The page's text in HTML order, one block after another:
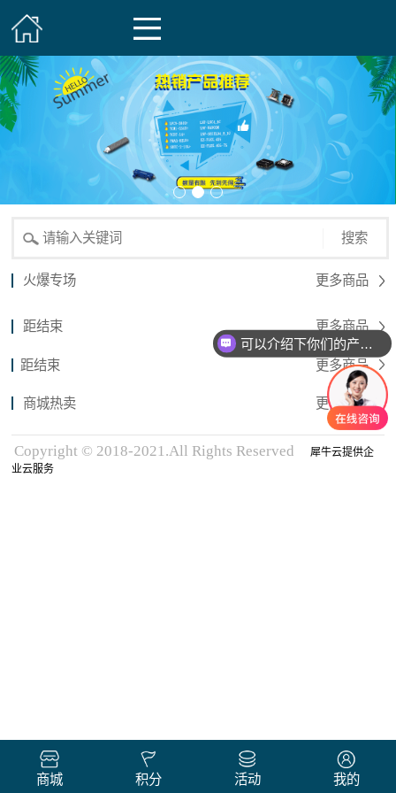
搜索
火爆专场 更多商品
距结束 更多商品
距结束 更多商品
商城热卖 更多商品
Copyright © 2018-2021.All Rights Reserved
犀牛云提供企
业云服务
商城 积分 活动 我的